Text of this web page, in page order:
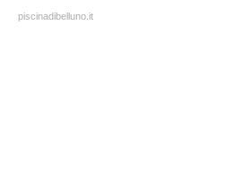
piscinadibelluno.it